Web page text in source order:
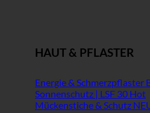
HAUT & PFLASTER
Energie & Schmerzpflaster
Sonnenschutz | LSF 30
Mückenstiche & Schutz